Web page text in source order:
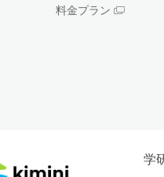
料金プラン
学